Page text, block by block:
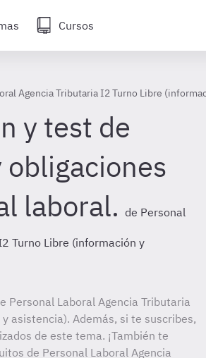
Cursos
Agencia Tributaria I2 Turno Libre
y test de
obligaciones
laboral. de Personal
Turno Libre (información y
Personal Laboral Agencia Tributaria
asistencia). Además, si te suscribes,
de este tema. ¡También te
de Personal Laboral Agencia